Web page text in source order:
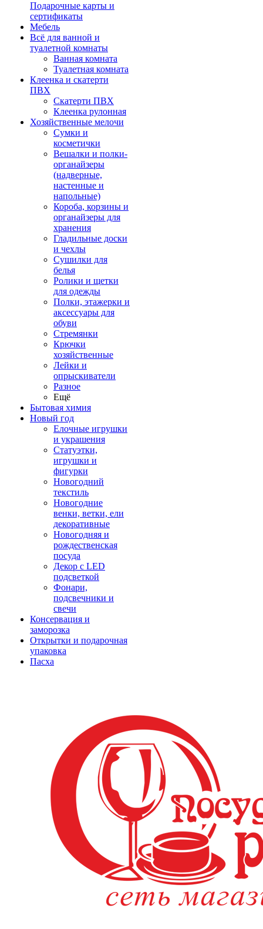
Подарочные карты и
сертификаты
Мебель
Всё для ванной и
туалетной комнаты
Ванная комната
Туалетная комната
Клеенка и скатерти
ПВХ
Скатерти ПВХ
Клеенка рулонная
Хозяйственные мелочи
Сумки и
косметички
Вешалки и полки-
органайзеры
(надверные,
настенные и
напольные)
Короба, корзины и
органайзеры для
хранения
Гладильные доски
и чехлы
Сушилки для
белья
Ролики и щетки
для одежды
Полки, этажерки и
аксессуары для
обуви
Стремянки
Крючки
хозяйственные
Лейки и
опрыскиватели
Разное
Ещё
Бытовая химия
Новый год
Елочные игрушки
и украшения
Статуэтки,
игрушки и
фигурки
Новогодний
текстиль
Новогодние
венки, ветки, ели
декоративные
Новогодняя и
рождественская
посуда
Декор с LED
подсветкой
Фонари,
подсвечники и
свечи
Консервация и
заморозка
Открытки и подарочная
упаковка
Пасха